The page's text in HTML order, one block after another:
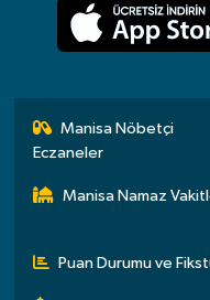
Manisa Nöbetçi
Eczaneler
Manisa Namaz
Puan Durumu ve